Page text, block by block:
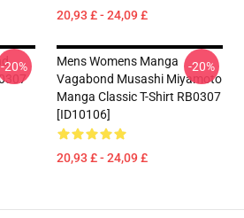
20,93 £ - 24,09 £
-20%
Mens Womens Manga
Vagabond Musashi Miyamoto
Manga Classic T-Shirt RB0307
[ID10106]
20,93 £ - 24,09 £
-20%